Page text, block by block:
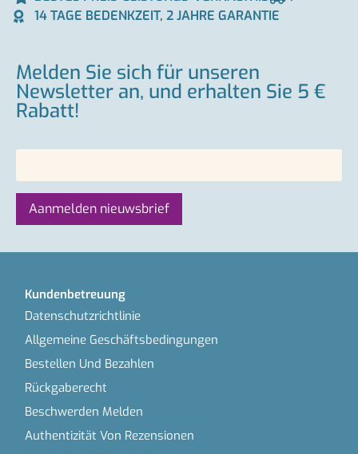
14 TAGE BEDENKZEIT, 2 JAHRE GARANTIE
Melden Sie sich für unseren
Newsletter an, und erhalten Sie 5 €
Rabatt!
Kundenbetreuung
Datenschutzrichtlinie
Allgemeine Geschäftsbedingungen
Bestellen Und Bezahlen
Rückgaberecht
Beschwerden Melden
Authentizität Von Rezensionen